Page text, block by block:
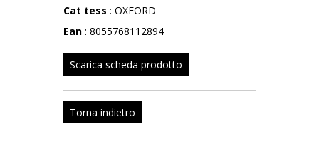
Cat tess : OXFORD
Ean : 8055768112894
Scarica scheda prodotto
Torna indietro